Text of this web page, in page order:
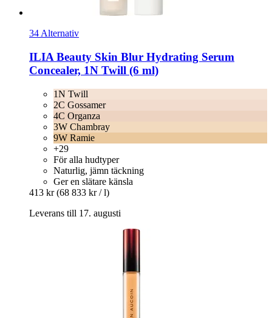
34 Alternativ
ILIA Beauty Skin Blur Hydrating Serum
Concealer, 1N Twill (6 ml)
1N Twill
2C Gossamer
4C Organza
3W Chambray
9W Ramie
+29
För alla hudtyper
Naturlig, jämn täckning
Ger en slätare känsla
413 kr (68 833 kr / l)
Leverans till 17. augusti